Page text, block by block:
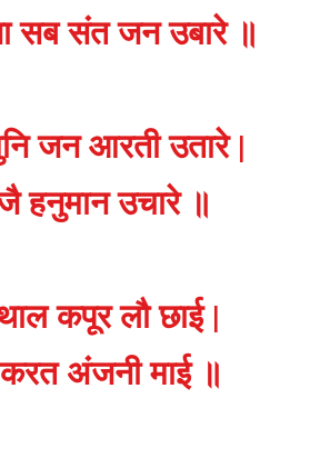
सब संत जन उबारे ॥
जन आरती उतारे |
हनुमान उचारे ॥
कपूर लौ छाई |
अंजनी माई ॥